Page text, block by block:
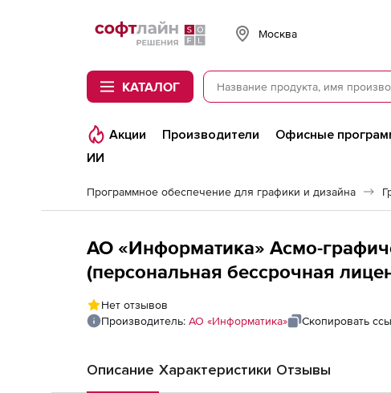
Softline
Москва
КАТАЛОГ
Акции Производители Офисные
ИИ
Программное обеспечение для графики и дизайна
АО «Информатика» Асмо-
(персональная бессрочная
мест
Нет отзывов
Производитель: АО «Информатика» Скопировать
Описание Характеристики Отзывы